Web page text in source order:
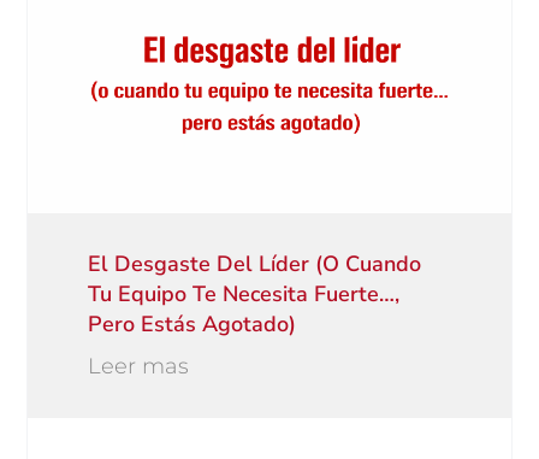
El Desgaste Del Líder (o Cuando
Tu Equipo Te Necesita Fuerte…,
Pero Estás Agotado)
Leer mas